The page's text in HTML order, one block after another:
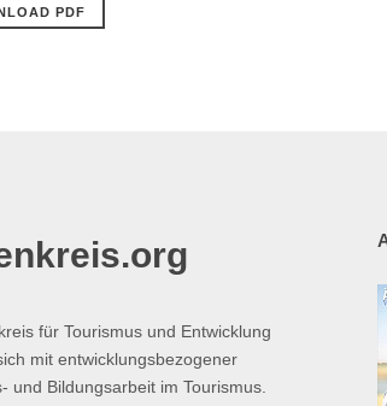
PDF
für Tourismus und Entwicklung
mit entwicklungsbezogener
und Bildungsarbeit im Tourismus.